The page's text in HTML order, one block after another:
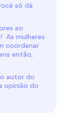
só dá
ao
As mulheres
coordenar
então,
autor do
opinião do